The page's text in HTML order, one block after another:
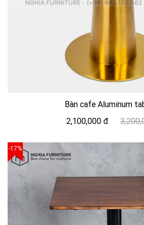
Bàn cafe Aluminum
2,100,000 đ
-17%